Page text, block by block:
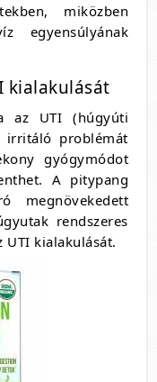
miközben
kialakulását
az UTI (húgyúti
irritáló problémát
gyógymódot
A pitypang
megnövekedett
rendszeres
UTI kialakulását.